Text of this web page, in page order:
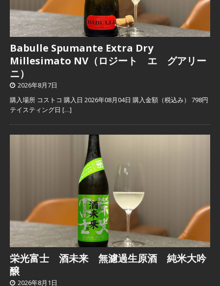
Babulle Spumante Extra Dry
Millesimato NV（ロジート エ グアリー
ニ）
2026年8月7日
購入場所 コストコ 購入日 2026年08月04日 購入金額（税込み） 798円
テイスティング日 […]
栄光富士 酒未来 無濾過生原酒 純米大吟
醸
2026年8月1日